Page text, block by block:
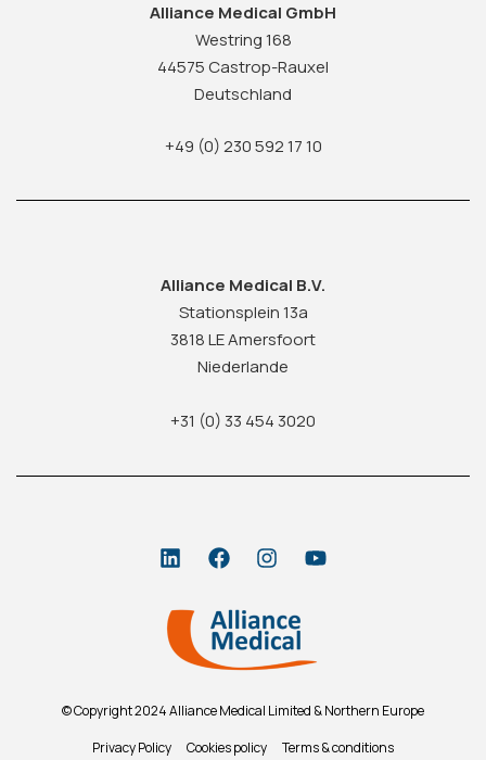
Alliance Medical GmbH
Westring 168
44575 Castrop-Rauxel
Deutschland
+49 (0) 230 592 17 10
Alliance Medical B.V.
Stationsplein 13a
3818 LE Amersfoort
Niederlande
+31 (0) 33 454 3020
© Copyright 2024 Alliance Medical Limited & Northern Europe
Privacy Policy
Cookies policy Terms & conditions